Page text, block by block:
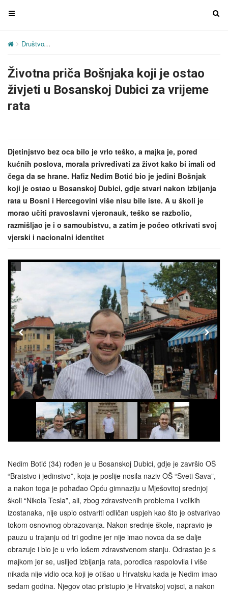
T
g
e
n
v
a
t
i
o
T
t
Društvo
Životna priča Bošnjaka koji je ostao
živjeti u Bosanskoj Dubici za vrijeme
rata
Djetinjstvo bez oca bilo je vrlo teško, a majka je, pored
kućnih poslova, morala privređivati za život kako bi imali od
čega da se hrane. Hafiz Nedim Botić bio je jedini Bošnjak
koji je ostao u Bosanskoj Dubici, gdje stvari nakon izbijanja
rata u Bosni i Hercegovini više nisu bile iste. A u školi je
morao učiti pravoslavni vjeronauk, teško se razbolio,
razmišljao je i o samoubistvu, a zatim je počeo otkrivati svoj
vjerski i nacionalni identitet
Nedim Botić (34) rođen je u Bosanskoj Dubici, gdje je završio OŠ
“Bratstvo i jedinstvo”, koja je poslije nosila naziv OŠ “Sveti Sava”,
a nakon toga je pohađao Opću gimnaziju u Mješovitoj srednjoj
školi “Nikola Tesla”, ali, zbog zdravstvenih problema i velikih
izostanaka, nije uspio ostvariti odličan uspjeh kao što je ostvarivao
tokom osnovnog obrazovanja. Nakon srednje škole, napravio je
pauzu u trajanju od tri godine jer nije imao novca da se dalje
obrazuje i bio je u vrlo lošem zdravstvenom stanju. Odrastao je s
majkom jer se, uslijed izbijanja rata, porodica raspolovila i više
nikada nije vidio oca koji je otišao u Hrvatsku kada je Nedim imao
sedam godina. Njegov otac pristupio je Hrvatskoj vojsci, a nakon